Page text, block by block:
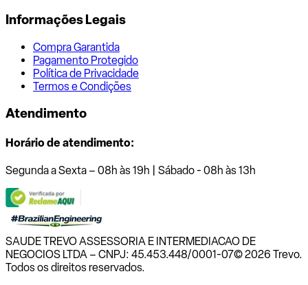
Informações Legais
Compra Garantida
Pagamento Protegido
Política de Privacidade
Termos e Condições
Atendimento
Horário de atendimento:
Segunda a Sexta – 08h às 19h | Sábado - 08h às 13h
SAUDE TREVO ASSESSORIA E INTERMEDIACAO DE
NEGOCIOS LTDA – CNPJ: 45.453.448/0001-07© 2026 Trevo.
Todos os direitos reservados.